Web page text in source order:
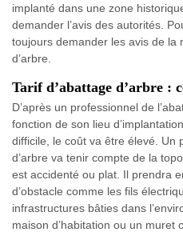
implanté dans une zone
demander l’avis des autorités.
toujours demander les avis de la
d’arbre.
Tarif d’abattage d’arbre :
D’après un professionnel de
fonction de son lieu
difficile, le coût va être élevé. Un
d’arbre va tenir compte de la
est accidenté ou plat. Il prendra
d’obstacle comme les fils
infrastructures bâties dans
maison d’habitation ou un muret